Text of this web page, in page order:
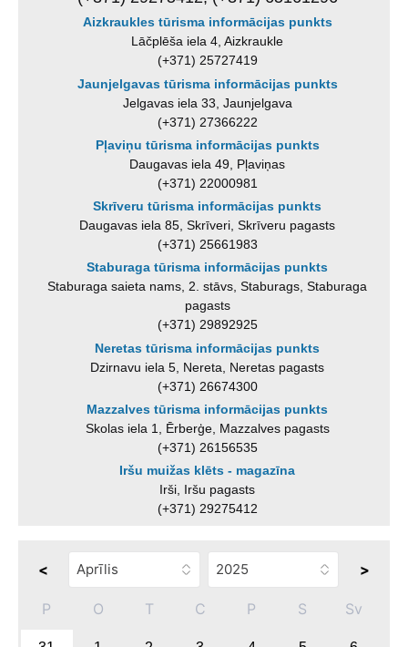
Aizkraukles tūrisma informācijas punkts
Lāčplēša iela 4, Aizkraukle
(+371) 25727419
Jaunjelgavas tūrisma informācijas punkts
Jelgavas iela 33, Jaunjelgava
(+371) 27366222
Pļaviņu tūrisma informācijas punkts
Daugavas iela 49, Pļaviņas
(+371) 22000981
Skrīveru tūrisma informācijas punkts
Daugavas iela 85, Skrīveri, Skrīveru pagasts
(+371) 25661983
Staburaga tūrisma informācijas punkts
Staburaga saieta nams, 2. stāvs, Staburags, Staburaga
pagasts
(+371) 29892925
Neretas tūrisma informācijas punkts
Dzirnavu iela 5, Nereta, Neretas pagasts
(+371) 26674300
Mazzalves tūrisma informācijas punkts
Skolas iela 1, Ērberģe, Mazzalves pagasts
(+371) 26156535
Iršu muižas klēts - magazīna
Irši, Iršu pagasts
(+371) 29275412
< >
P O T C P S Sv